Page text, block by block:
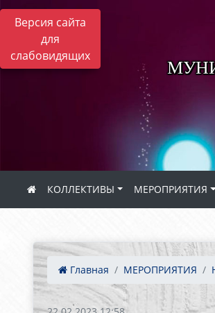
Версия сайта
для
слабовидящих
КОЛЛЕКТИВЫ МЕРОПРИЯТИЯ
Главная МЕРОПРИЯТИЯ